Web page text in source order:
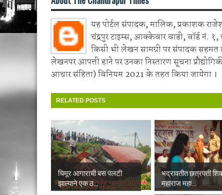
यह पोर्टल संपादक, मालिक, प्रकाशक राजेश
चंद्रपुर टाइम्स, आक्केवार वाडी, वॉर्ड नं.
किसी भी लेखन सामग्री पर संपादक
लेखनपर आपत्ती हाने पर उनका निस्तारण सूचना
आचार संहिता) विनियम 2021 के तहत किया जायेगा ।
RELATED POSTS
चिमूर आगाराची बस पलटी
झाल्याने एक ठ...
भद्रावतीत छत्रपती
महाराज महा...